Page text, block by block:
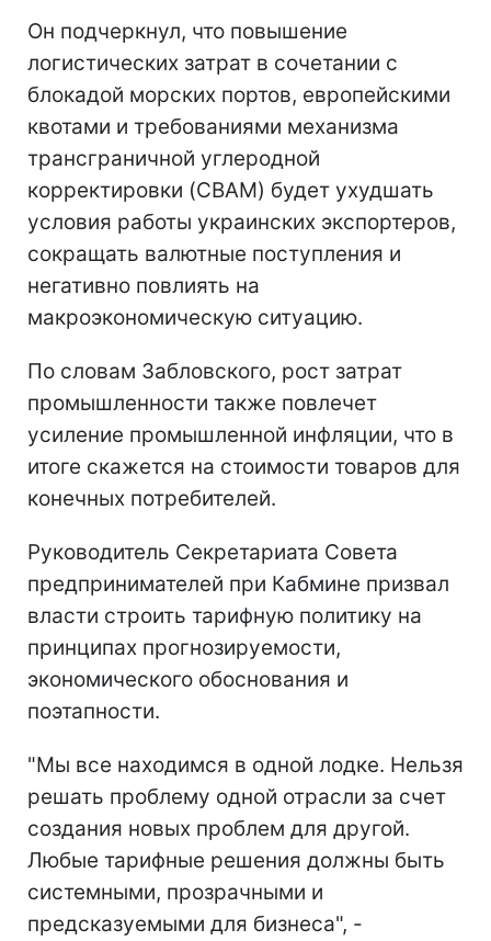
Он подчеркнул, что повышение
логистических затрат в сочетании с
блокадой морских портов, европейскими
квотами и требованиями механизма
трансграничной углеродной
корректировки (CBAM) будет ухудшать
условия работы украинских экспортеров,
сокращать валютные поступления и
негативно повлиять на
макроэкономическую ситуацию.
По словам Забловского, рост затрат
промышленности также повлечет
усиление промышленной инфляции, что в
итоге скажется на стоимости товаров для
конечных потребителей.
Руководитель Секретариата Совета
предпринимателей при Кабмине призвал
власти строить тарифную политику на
принципах прогнозируемости,
экономического обоснования и
поэтапности.
"Мы все находимся в одной лодке. Нельзя
решать проблему одной отрасли за счет
создания новых проблем для другой.
Любые тарифные решения должны быть
системными, прозрачными и
предсказуемыми для бизнеса", -